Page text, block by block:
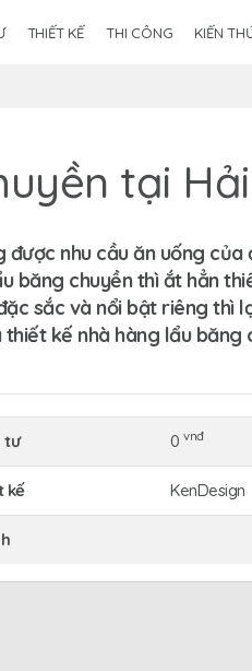
THIẾT KẾ THI CÔNG KIẾN
tại
nhu cầu ăn uống của
băng chuyền thì ắt hẳn
sắc và nổi bật riêng thì
kế nhà hàng lẩu băng
tư 0 vnđ
kế KenDesign